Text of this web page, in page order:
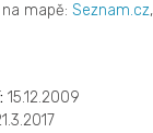
na mapě:Seznam.cz,
15.12.2009